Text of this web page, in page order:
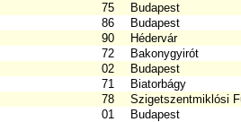
75
Budapest
86
Budapest
90
Hédervár
72
Bakonygyirót
02
Budapest
71
Biatorbágy
78
Szigetszentmiklósi
01
Budapest